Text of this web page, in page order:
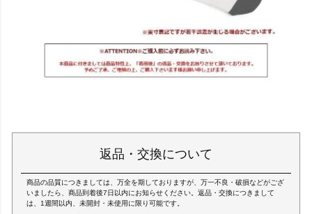
返品・交換について
商品の品質につきましては、万全を期しておりますが、万一不良・破損などがござ
いましたら、商品到着後7日以内にお知らせください。返品・交換につきまして
は、1週間以内、未開封・未使用に限り可能です。